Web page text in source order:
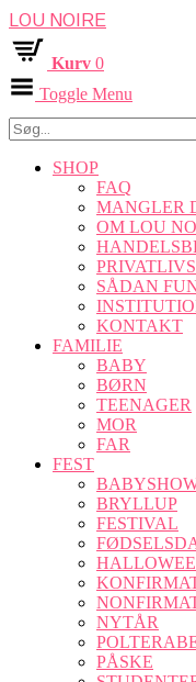
LOU NOIRE
Kurv 0
Toggle Menu
SHOP
FAQ
MANGLER
OM LOU
SÅDAN
KONTAKT
FAMILIE
BABY
BØRN
TEENAGER
MOR
FAR
FEST
BRYLLUP
FESTIVAL
NYTÅR
PÅSKE